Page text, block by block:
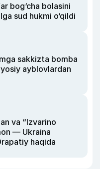
bog‘cha bolasini
sud hukmi o‘qildi
sakkizta bomba
ayblovlardan
va “Izvarino
— Ukraina
haqida